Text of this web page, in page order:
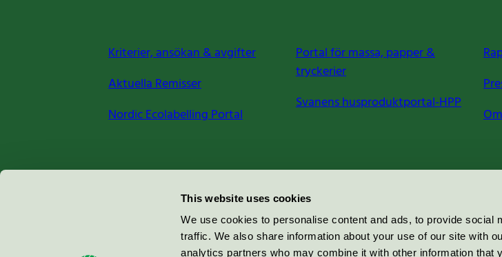
This website uses cookies
We use cookies to personalise content and ads, to provide social
traffic. We also share information about your use of our site with
analytics partners who may combine it with other information that
Kriterier, ansökan & avgifter
Aktuella Remisser
Nordic Ecolabelling Portal
Portal för massa, papper &
tryckerier
Svanens husproduktportal-HPP
Miljömärkning Sverige AB
100 64